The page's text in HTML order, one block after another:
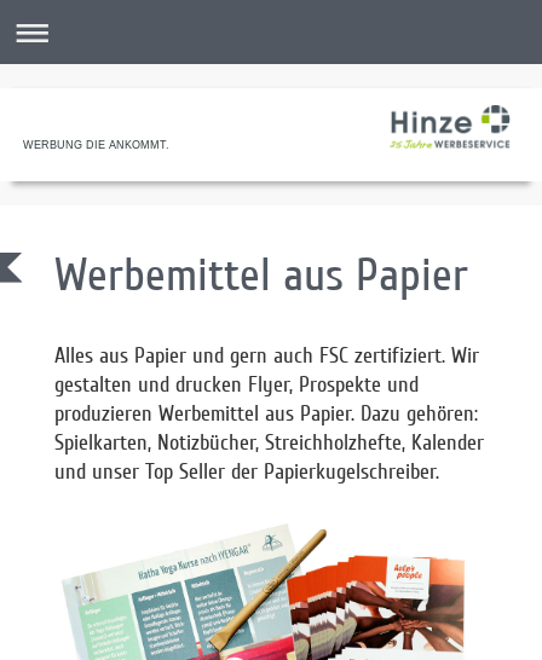
WERBUNG DIE ANKOMMT.
Werbemittel aus Papier
Alles aus Papier und gern auch FSC zertifiziert. Wir
gestalten und drucken Flyer, Prospekte und
produzieren Werbemittel aus Papier. Dazu gehören:
Spielkarten, Notizbücher, Streichholzhefte, Kalender
und unser Top Seller der Papierkugelschreiber.